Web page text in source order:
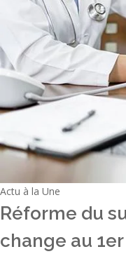
Actu à la Une
Réforme du
change au